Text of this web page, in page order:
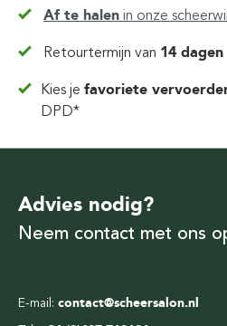
Af te halen in onze
Retourtermijn van 14 dagen
Kies jefavoriete
DPD*
E-mail: contact@scheersalon.nl
Advies nodig?
Neem contact met ons